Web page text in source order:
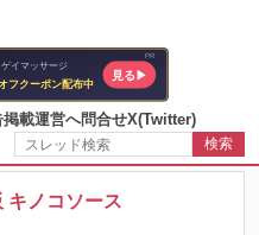
掲載運営へ問合せX(Twitter)
検索
キノコソース